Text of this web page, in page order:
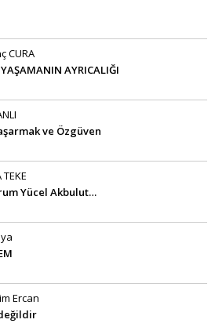
CURA
YAŞAMANIN AYRICALIĞI
ve Özgüven
Yücel Akbulut…
Ercan